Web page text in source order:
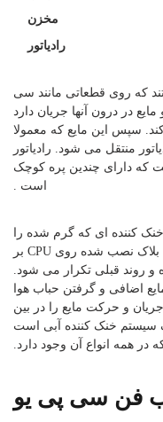
مخزن
رادیاتور
که روی قطعاتی مانند سی
در درون آنها جریان دارد
سپس این مایع که معمولا
منتقل می شود. رادیاتور
که دارای چندین پره کوچک
است .
کننده ای که گرم شده را
خنک می کند. سپس این مایع خنک شده به بلاک نصب شده روی CPU بر
و روند قبلی تکرار می شود.
اضافی و گرفتن حباب هوا
و حرکت مایع را در بین
سیستم خنک کننده آبی است
در همه انواع آن وجود دارد.
فن سی پی یو